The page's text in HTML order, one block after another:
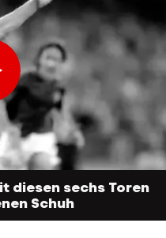
diesen sechs Toren
Schuh